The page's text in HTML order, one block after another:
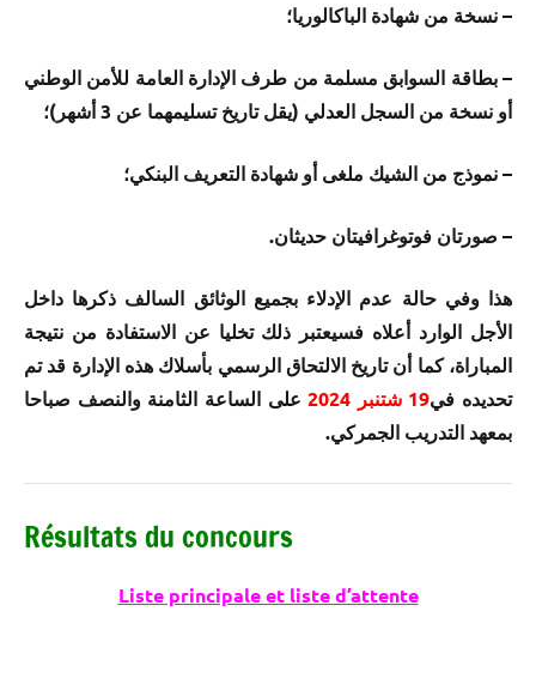
– نسخة من شهادة الباكالوريا؛
– بطاقة السوابق مسلمة من طرف الإدارة العامة للأمن الوطني
أو نسخة من السجل العدلي (يقل تاريخ تسليمهما عن 3 أشهر)؛
– نموذج من الشيك ملغى أو شهادة التعريف البنكي؛
– صورتان فوتوغرافيتان حديثان.
هذا وفي حالة عدم الإدلاء بجميع الوثائق السالف ذكرها داخل
الأجل الوارد أعلاه فسيعتبر ذلك تخليا عن الاستفادة من نتيجة
المباراة، كما أن تاريخ الالتحاق الرسمي بأسلاك هذه الإدارة قد تم
تحديده في19 شتنبر 2024 على الساعة الثامنة والنصف صباحا
بمعهد التدريب الجمركي.
Résultats du concours
Liste principale et liste d’attente